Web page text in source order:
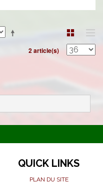
2 article(s)
QUICK LINKS
PLAN DU SITE